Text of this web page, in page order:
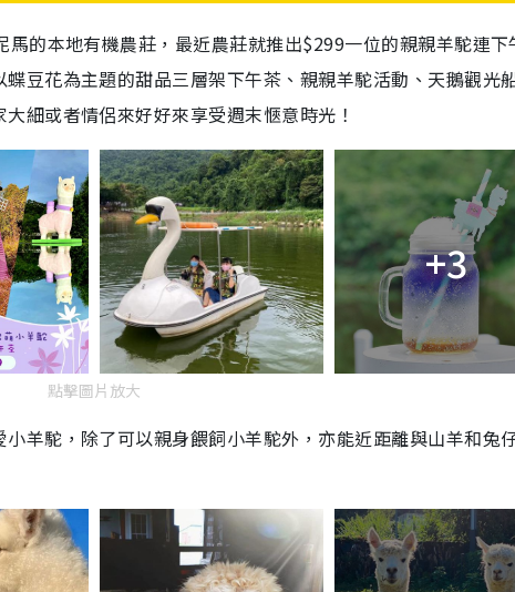
的本地有機農莊，最近農莊就推出$299一位的親親羊駝連下
豆花為主題的甜品三層架下午茶、親親羊駝活動、天鵝觀光
細或者情侶來好好來享受週末愜意時光！
+3
點擊圖片放大
羊駝，除了可以親身餵飼小羊駝外，亦能近距離與山羊和兔